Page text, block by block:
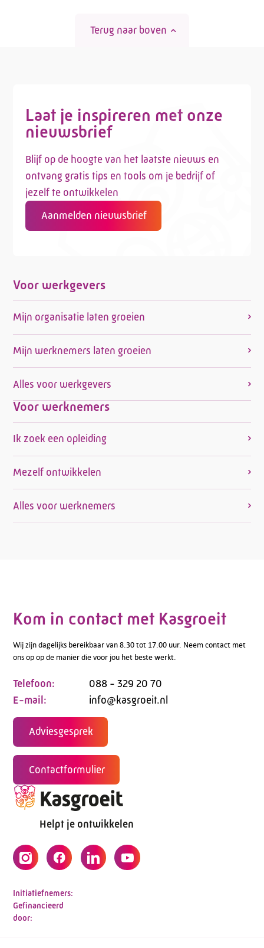
Terug naar boven
Laat je inspireren met onze
nieuwsbrief
Blijf op de hoogte van het laatste nieuws en
ontvang gratis tips en tools om je bedrijf of
jezelf te ontwikkelen
Aanmelden nieuwsbrief
Voor werkgevers
Mijn organisatie laten groeien
Mijn werknemers laten groeien
Alles voor werkgevers
Voor werknemers
Ik zoek een opleiding
Mezelf ontwikkelen
Alles voor werknemers
Kom in contact met Kasgroeit
Wij zijn dagelijks bereikbaar van 8.30 tot 17.00 uur. Neem contact met
ons op op de manier die voor jou het beste werkt.
Telefoon:
088 - 329 20 70
E-mail:
info@kasgroeit.nl
Adviesgesprek
Contactformulier
Helpt je ontwikkelen
Initiatiefnemers:
Gefinancieerd
door: